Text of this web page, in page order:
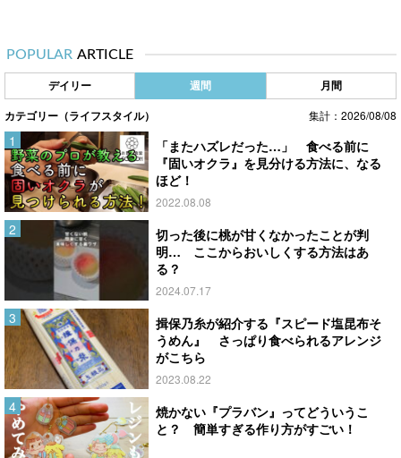
POPULAR ARTICLE
デイリー 週間 月間
カテゴリー（ライフスタイル） 集計：2026/08/08
「またハズレだった…」 食べる前に
『固いオクラ』を見分ける方法に、なる
ほど！
2022.08.08
切った後に桃が甘くなかったことが判
明… ここからおいしくする方法はあ
る？
2024.07.17
揖保乃糸が紹介する『スピード塩昆布そ
うめん』 さっぱり食べられるアレンジ
がこちら
2023.08.22
焼かない『プラバン』ってどういうこ
と？ 簡単すぎる作り方がすごい！